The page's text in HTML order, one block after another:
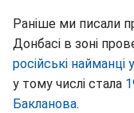
Раніше ми писали
Донбасі в зоні
російські найманці
у тому числі стала
Бакланова.